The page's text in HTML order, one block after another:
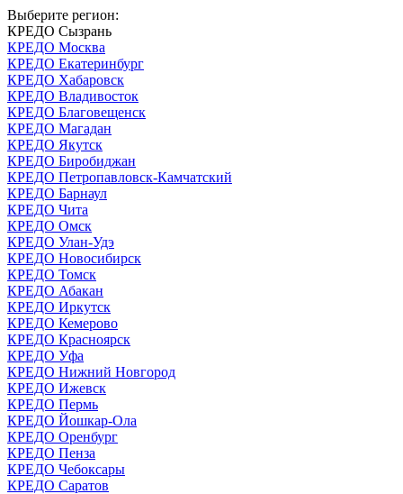
Выберите регион:
КРЕДО Сызрань
КРЕДО Москва
КРЕДО Екатеринбург
КРЕДО Хабаровск
КРЕДО Владивосток
КРЕДО Благовещенск
КРЕДО Магадан
КРЕДО Якутск
КРЕДО Биробиджан
КРЕДО Петропавловск-Камчатский
КРЕДО Барнаул
КРЕДО Чита
КРЕДО Омск
КРЕДО Улан-Удэ
КРЕДО Новосибирск
КРЕДО Томск
КРЕДО Абакан
КРЕДО Иркутск
КРЕДО Кемерово
КРЕДО Красноярск
КРЕДО Уфа
КРЕДО Нижний Новгород
КРЕДО Ижевск
КРЕДО Пермь
КРЕДО Йошкар-Ола
КРЕДО Оренбург
КРЕДО Пенза
КРЕДО Чебоксары
КРЕДО Саратов